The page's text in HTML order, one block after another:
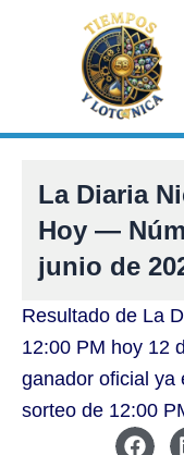
La Diaria
Hoy —
junio de
Resultado de La
12:00 PM hoy 12
ganador oficial ya
sorteo de 12:00